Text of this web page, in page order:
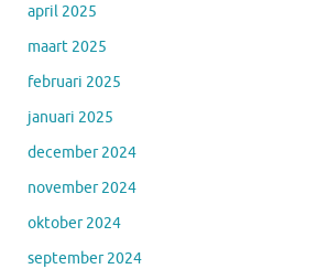
april 2025
maart 2025
februari 2025
januari 2025
december 2024
november 2024
oktober 2024
september 2024